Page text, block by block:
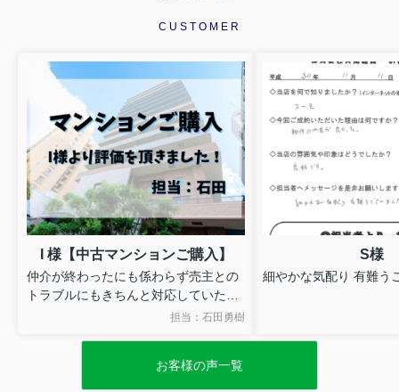
CUSTOMER
I 様【中古マンションご購入】
仲介が終わったにも係わらず売主との
トラブルにもきちんと対応していただ
きとても感謝しています。担当：石田勇樹
S様
細やかな気配り 有難う
お客様の声一覧